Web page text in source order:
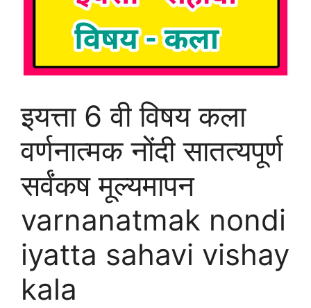
इयत्ता 6 वी विषय कला
वर्णनात्मक नोंदी सातत्यपूर्ण
सर्वंकष मूल्यमापन
varnanatmak nondi
iyatta sahavi vishay
kala